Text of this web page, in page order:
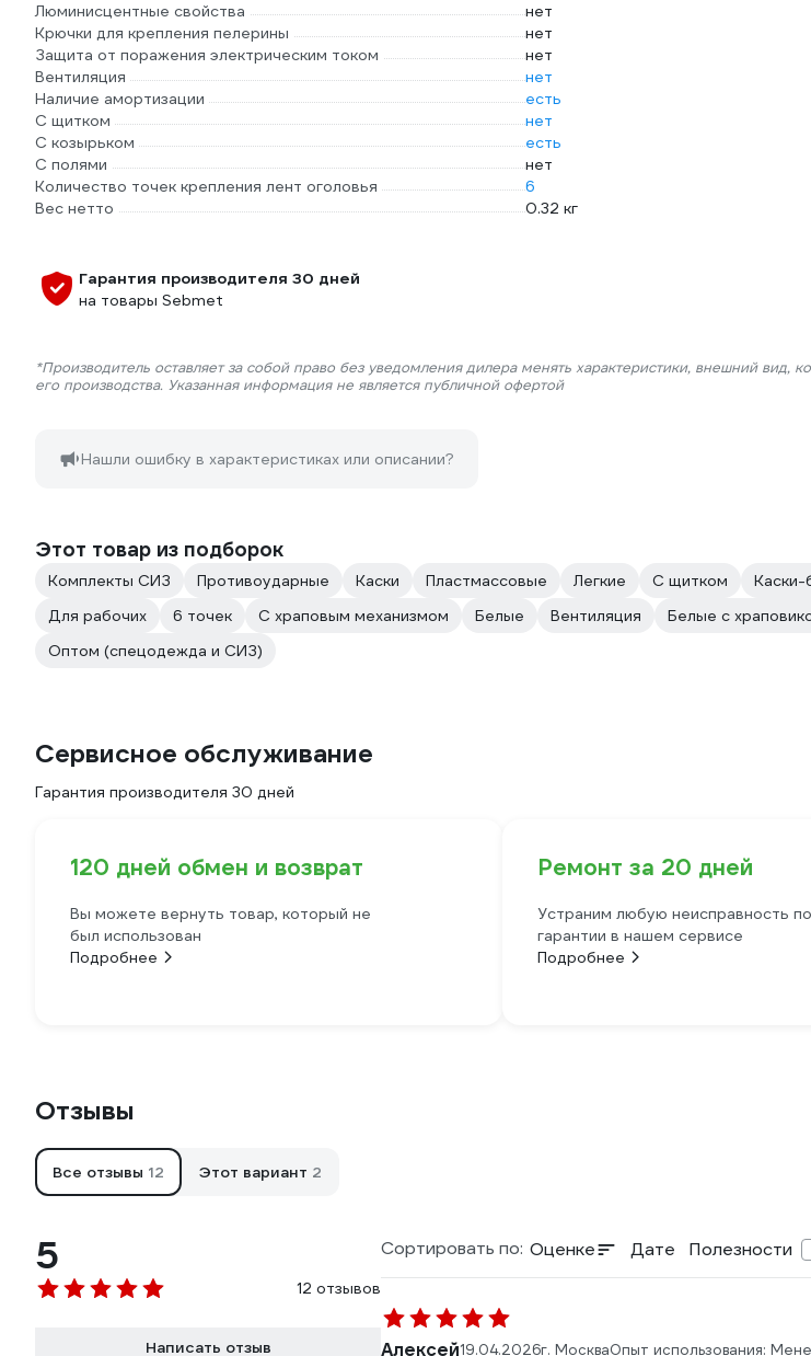
Люминисцентные свойства
нет
Крючки для крепления пелерины
нет
Защита от поражения электрическим током
нет
Вентиляция
нет
Наличие амортизации
есть
С щитком
нет
С козырьком
есть
С полями
нет
Количество точек крепления лент оголовья
6
Вес нетто
0.32 кг
Гарантия производителя 30 дней
на товары Sebmet
*Производитель оставляет за собой право без уведомления дилера менять характеристики, внешний вид,
его производства. Указанная информация не является публичной офертой
Нашли ошибку в характеристиках или описании?
Этот товар из подборок
Комплекты СИЗ Противоударные Каски Пластмассовые Легкие С щитком Каски-
Для рабочих
6 точек С храповым механизмом Белые Вентиляция Белые с
Оптом (спецодежда и СИЗ)
Сервисное обслуживание
Гарантия производителя 30 дней
120 дней обмен и возврат
Вы можете вернуть товар, который не
был использован
Подробнее
Ремонт за 20 дней
Устраним любую неисправность по
гарантии в нашем сервисе
Подробнее
Отзывы
Все отзывы 12 Этот вариант 2
5
12 отзывов
Написать отзыв
Сортировать по: Оценке Дате Полезности
Алексей19.04.2026г. МоскваОпыт использования: